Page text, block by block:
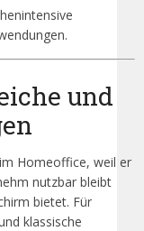
und
Homeoffice, weil er
nutzbar bleibt
bietet. Für
klassische